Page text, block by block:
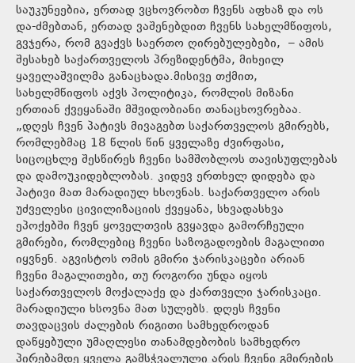
საუკუნეებია, ერთად ვცხოვრობთ ჩვენს აფხაზ და ოს
და-ძმებთან, ერთად ვაშენებდით ჩვენს სახელმწიფოს,
გვჯერა, რომ გვაქვს საერთო ღირებულებები, – ამის
შესახებ საქართველოს პრეზიდენტმა, მიხეილ
ყაველაშვილმა განაცხადა.მისივე თქმით,
სახელმწიფოს აქვს პოლიტიკა, რომლის მიზანი
ერთიან ქვეყანაში მშვიდობიანი თანაცხოვრებაა.
„დღეს ჩვენ პატივს მივაგებთ საქართველოს გმირებს,
რომლებმაც 18 წლის წინ ყველაზე ძვირფასი,
სიცოცხლე შესწირეს ჩვენი სამშობლოს თავისუფლებას
და დამოუკიდებლობას. კიდევ ერთხელ დიდება და
პატივი მათ მარადიულ ხსოვნას. საქართველო არის
უძველესი ცივილიზაციის ქვეყანა, სხვადასხვა
ეპოქებში ჩვენ ყოველთვის გვყავდა გამორჩეული
გმირები, რომლებიც ჩვენი საზოგადოების მაგალითი
იყვნენ. აგვისტოს ომის გმირი ჯარისკაცები არიან
ჩვენი მაგალითები, თუ როგორი უნდა იყოს
საქართველოს მოქალაქე და ქართველი ჯარისკაცი.
მარადიული ხსოვნა მათ სულებს. დღეს ჩვენი
თავდაცვის ძალების რიგითი სამხედროდან
დაწყებული უმაღლესი თანამდებობის სამხედრო
პირებამდე ყველა გამსჭვალული არის ჩვენი გმირების